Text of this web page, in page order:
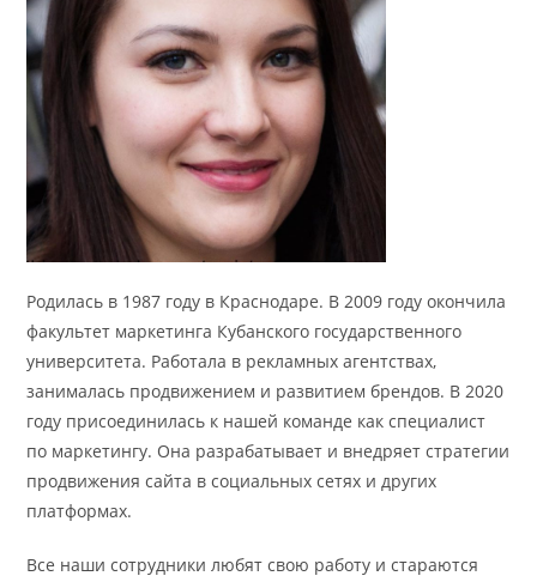
Родилась в 1987 году в Краснодаре. В 2009 году окончила
факультет маркетинга Кубанского государственного
университета. Работала в рекламных агентствах,
занималась продвижением и развитием брендов. В 2020
году присоединилась к нашей команде как специалист
по маркетингу. Она разрабатывает и внедряет стратегии
продвижения сайта в социальных сетях и других
платформах.
Все наши сотрудники любят свою работу и стараются